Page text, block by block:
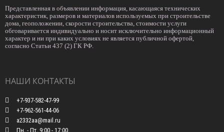
Представленная в объявлении информация, касающаяся технических
характеристик, размеров и материалов используемых при строительстве
дома, геоположении, скорости строительства, стоимости услуги
обговаривается индивидуально и носит исключительно информационный
характер и ни при каких условиях не является публичной офертой,
согласно Статьи 437 (2) ГК РФ.
НАШИ КОНТАКТЫ
+7-937-582-47-99
+7-962-561-44-06
a2332aa@mail.ru
Пн. - Пт. 9:00 - 17:00